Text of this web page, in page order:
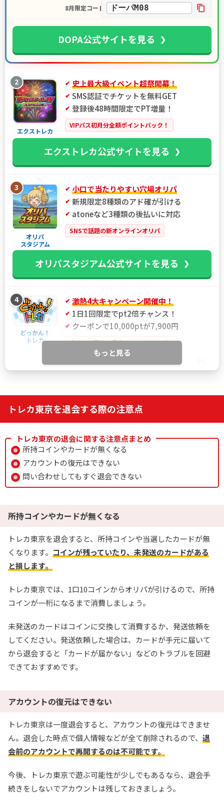
8月限定コード ドーパM08
DOPA公式サイトを見る
2
エクストレカ
史上最大級イベント超祭開幕！
SMS認証でチケットを無料GET
登録後48時間限定でPT増量！
VIPパス初月分全額ポイントバック！
エクストレカ公式サイトを見る
3
オリパ
スタジアム
小口で当たりやすい穴場オリパ
新規限定8種類のアド確が引ける
atoneなど3種類の後払いに対応
SNSで話題の新オンラインオリパ
オリパスタジアム公式サイトを見る
4
どっかん！
トレカ
激熱4大キャンペーン開催中！
1日1回限定でpt2倍チャンス！
クーポンで10,000ptが7,900円
当サイト限定！最大21%OFFクーポン
どっかん！トレカ公式サイトを見る
おりパンダ
新規アド確で4,554coin以上獲得
ログボで無料ガチャが引ける
公式LINE連携で初回最大90％OFF！
6 オリパワン
2周年大感謝祭イベント開催中！
初回限定LINEクーポン配布中！
招待コード baxGPb
オリパワン公式サイトを見る
7 オリくじ
TVCM記念超還元イベント開幕！
オリくじ公式サイトを見る
8TORAオリパ
1周年記念イベント開催中！
新規登録限定で最大90％OFF
もっと見る
トレカ東京を退会する際の注意点
トレカ東京の退会に関する注意点まとめ
所持コインやカードが無くなる
アカウントの復元はできない
問い合わせしてもすぐ退会できない
所持コインやカードが無くなる
トレカ東京を退会すると、所持コインや当選したカードが無
くなります。 コインが残っていたり、未発送のカードがある
と損します。
トレカ東京では、1口10コインからオリパが引けるので、所持
コインが一桁になるまで消費しましょう。
未発送のカードはコインに交換して消費するか、発送依頼を
してください。発送依頼した場合は、カードが手元に届いて
から退会すると「カードが届かない」などのトラブルを回避
できておすすめです。
アカウントの復元はできない
トレカ東京は一度退会すると、アカウントの復元はできませ
ん。退会した時点で個人情報などが全て削除されるので、 退
会前のアカウントで再開するのは不可能です。
今後、トレカ東京で遊ぶ可能性が少しでもあるなら、退会手
続きをしないでアカウントは残しておきましょう。